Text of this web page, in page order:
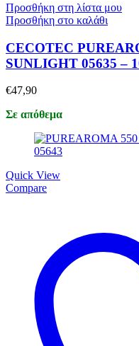
Προσθήκη στη λίστα μου
Προσθήκη στο καλάθι
CECOTEC
SUNLIGHT 05635 –
€47,90
Σε απόθεμα
Quick View
Compare